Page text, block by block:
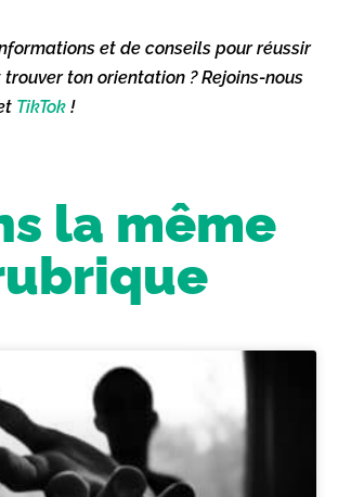
et de conseils pour réussir
ton orientation ? Rejoins-nous
TikTok !
la même